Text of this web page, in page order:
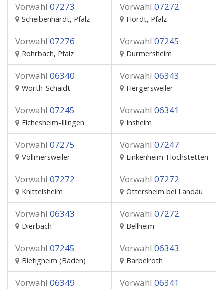
Vorwahl 07273
Scheibenhardt, Pfalz
Vorwahl 07272
Hördt, Pfalz
Vorwahl 07276
Rohrbach, Pfalz
Vorwahl 07245
Durmersheim
Vorwahl 06340
Wörth-Schaidt
Vorwahl 06343
Hergersweiler
Vorwahl 07245
Elchesheim-Illingen
Vorwahl 06341
Insheim
Vorwahl 07275
Vollmersweiler
Vorwahl 07247
Linkenheim-Hochstetten
Vorwahl 07272
Knittelsheim
Vorwahl 07272
Ottersheim bei Landau
Vorwahl 06343
Dierbach
Vorwahl 07272
Bellheim
Vorwahl 07245
Bietigheim (Baden)
Vorwahl 06343
Barbelroth
Vorwahl 06349 Vorwahl 06341